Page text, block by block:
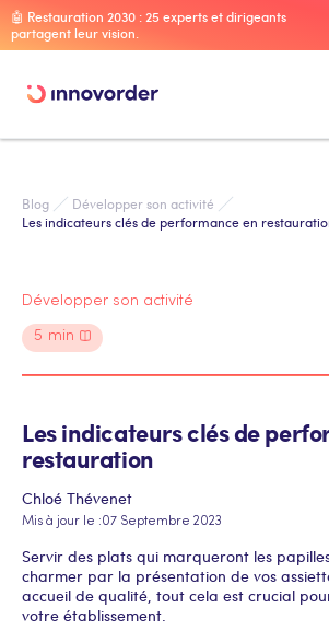
🤖 Restauration 2030 : 25 experts et dirigeants
partagent leur vision.
Blog
Développer son activité
Les indicateurs clés de performance en
Développer son activité
5 min
Les indicateurs clés de
restauration
Chloé Thévenet
Mis à jour le :07 Septembre 2023
Servir des plats qui marqueront les
charmer par la présentation de vos
accueil de qualité, tout cela est crucial
votre établissement.